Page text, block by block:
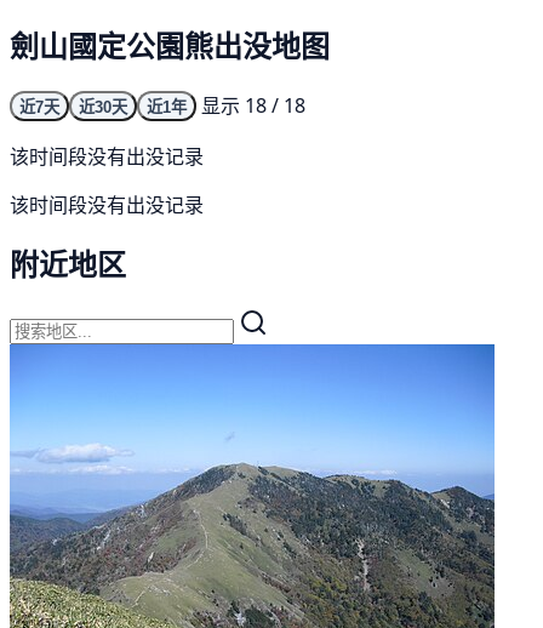
劍山國定公園熊出没地图
近7天 近30天 近1年
显示 18 / 18
该时间段没有出没记录
该时间段没有出没记录
附近地区